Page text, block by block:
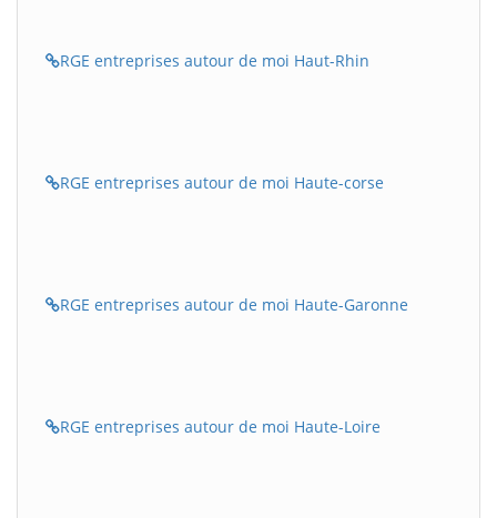
RGE entreprises autour de moi Haut-Rhin
RGE entreprises autour de moi Haute-corse
RGE entreprises autour de moi Haute-Garonne
RGE entreprises autour de moi Haute-Loire